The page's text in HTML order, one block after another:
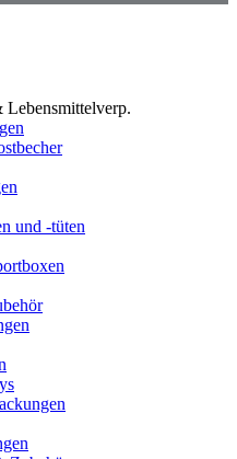
Lebensmittelverp.
und -tüten